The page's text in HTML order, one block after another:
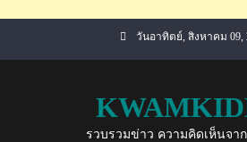
วันอาทิตย์, สิงหาคม 09,
รวบรวมข่าว ความคิดเห็นจา